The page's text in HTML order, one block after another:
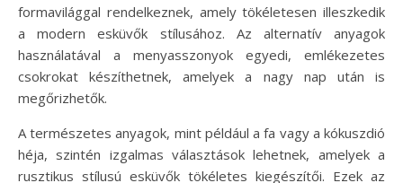
formavilággal rendelkeznek, amely tökéletesen illeszkedik
a modern esküvők stílusához. Az alternatív anyagok
használatával a menyasszonyok egyedi, emlékezetes
csokrokat készíthetnek, amelyek a nagy nap után is
megőrizhetők.
A természetes anyagok, mint például a fa vagy a kókuszdió
héja, szintén izgalmas választások lehetnek, amelyek a
rusztikus stílusú esküvők tökéletes kiegészítői. Ezek az